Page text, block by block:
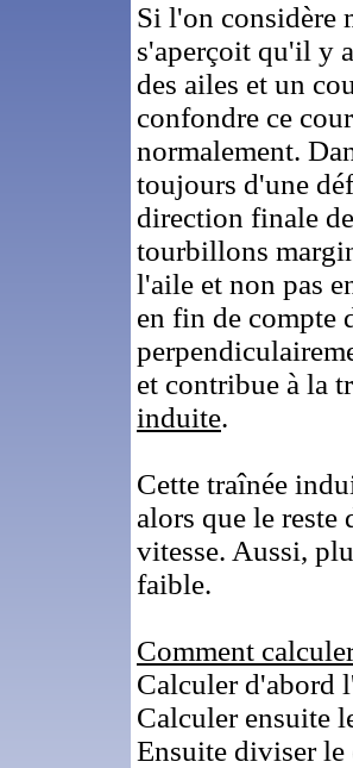
Si l'on considère
s'aperçoit qu'il y
des ailes et un
confondre ce
normalement.
toujours d'une
direction finale
tourbillons
l'aile et non pas
en fin de compte
et contribue à la
induite.
Cette traînée
alors que le reste
vitesse. Aussi,
faible.
Comment
Calculer d'abord
Calculer ensuite
Ensuite diviser le